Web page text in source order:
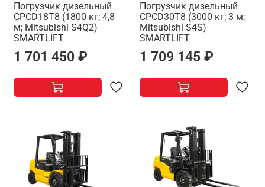
Погрузчик дизельный
CPCD18T8 (1800 кг; 4,8
м; Mitsubishi S4Q2)
SMARTLIFT
1 701 450 ₽
Погрузчик дизельный
CPCD30T8 (3000 кг; 3 м;
Mitsubishi S4S)
SMARTLIFT
1 709 145 ₽